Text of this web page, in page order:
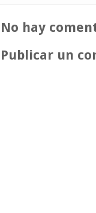
No hay
Publicar un